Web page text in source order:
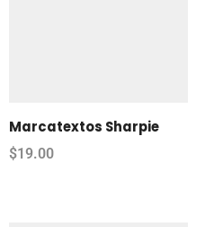
Marcatextos Sharpie
$19.00